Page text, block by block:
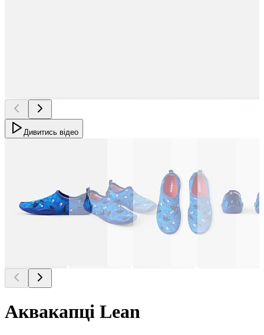
Дивитись відео
Аквакапці Lean